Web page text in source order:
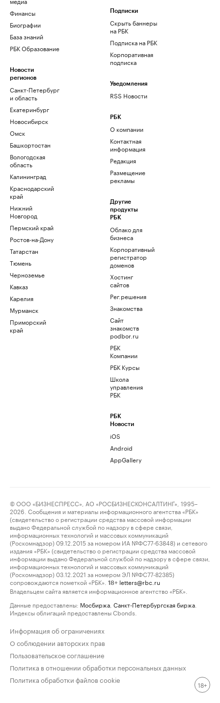
Финансы
Биографии
База знаний
РБК Образование
Новости
регионов
Санкт-Петербург
и область
Екатеринбург
Новосибирск
Омск
Башкортостан
Вологодская
область
Калининград
Краснодарский
край
Нижний
Новгород
Пермский край
Ростов-на-Дону
Татарстан
Тюмень
Черноземье
Кавказ
Карелия
Мурманск
Приморский
край
Подписки
Скрыть баннеры
на РБК
Подписка на РБК
Корпоративная
подписка
Уведомления
RSS Новости
РБК
О компании
Контактная
информация
Редакция
Размещение
рекламы
Другие
продукты
РБК
Облако для
бизнеса
Корпоративный
регистратор
доменов
Хостинг
сайтов
Рег.решения
Знакомства
Сайт
знакомств
podbor.ru
РБК
Компании
РБК Курсы
Школа
управления
РБК
РБК
Новости
iOS
Android
AppGallery
© ООО «БИЗНЕСПРЕСС», АО «РОСБИЗНЕСКОНСАЛТИНГ», 1995–
2026. Сообщения и материалы информационного агентства «РБК»
(свидетельство о регистрации средства массовой информации
выдано Федеральной службой по надзору в сфере связи,
информационных технологий и массовых коммуникаций
(Роскомнадзор) 09.12.2015 за номером ИА №ФС77-63848) и сетевого
издания «РБК» (свидетельство о регистрации средства массовой
информации выдано Федеральной службой по надзору в сфере связи,
информационных технологий и массовых коммуникаций
(Роскомнадзор) 03.12.2021 за номером ЭЛ №ФС77-82385)
сопровождаются пометкой «РБК».
18+ letters@rbc.ru
Владельцем сайта является информационное агентство «РБК».
Данные предоставлены: Мосбиржа Санкт-Петербургская биржа
Индексы облигаций предоставлены Cbonds.
Информация об ограничениях
О соблюдении авторских прав
Пользовательское соглашение
Политика в отношении обработки персональных данных
Политика обработки файлов cookie
18+